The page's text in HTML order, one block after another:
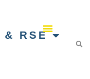
RSE